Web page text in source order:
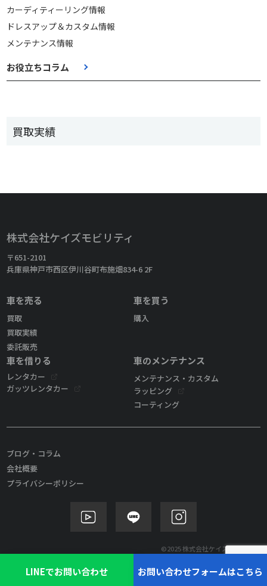
LINEでお問い合わせ お問い合わせフォームはこちら
カーディティーリング情報
ドレスアップ＆カスタム情報
メンテナンス情報
お役立ちコラム
買取実績
株式会社ケイズモビリティ
〒651-2101
兵庫県神戸市西区伊川谷町布施畑834-6 2F
車を売る
買取
買取実績
委託販売
車を買う
購入
車を借りる
レンタカー
ガッツレンタカー
車のメンテナンス
メンテナンス・カスタム
ラッピング
コーティング
ブログ・コラム
会社概要
プライバシーポリシー
©2025 株式会社ケイズモビリティ